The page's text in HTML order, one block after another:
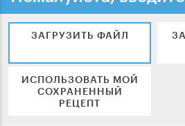
ЗАГРУЗИТЬ ФАЙЛ
ИСПОЛЬЗОВАТЬ МОЙ
СОХРАНЕННЫЙ
РЕЦЕПТ